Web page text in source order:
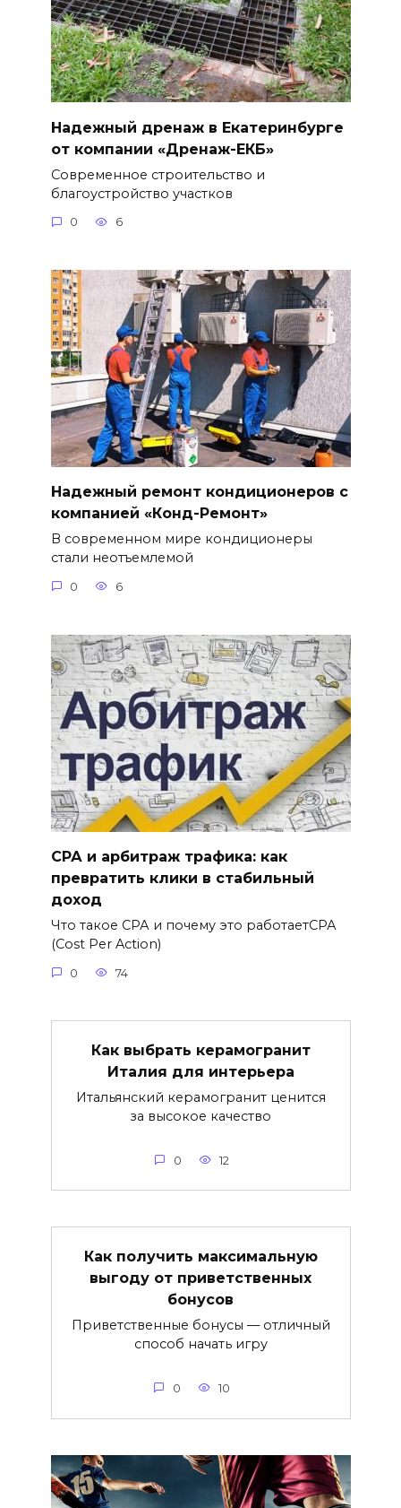
Надежный дренаж в Екатеринбурге
от компании «Дренаж-ЕКБ»
Современное строительство и
благоустройство участков
0 6
Надежный ремонт кондиционеров с
компанией «Конд-Ремонт»
В современном мире кондиционеры
стали неотъемлемой
0 6
СРА и арбитраж трафика: как
превратить клики в стабильный
доход
Что такое СРА и почему это работаетСРА
(Cost Per Action)
0 74
Как выбрать керамогранит
Италия для интерьера
Итальянский керамогранит ценится
за высокое качество
0 12
Как получить максимальную
выгоду от приветственных
бонусов
Приветственные бонусы — отличный
способ начать игру
0 10